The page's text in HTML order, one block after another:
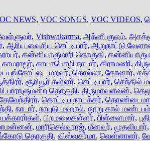
NEWS, VOC SONGS, VOC VIDEOS,
, Vishwakarma, அக்னி குலம்,
, ஆரிய வைசிய செட்டியார், ஆறுநாட்டு
, கன்னியாகுமாரி தொகுதி,
காமராஜர், காயாமொழி நாடார், கிராமணி,
மறவர், கொல்லா, கோனார்,
, சூரியூர் கள்ளர், செட்டியார், செந்தில்
பாராளுமன்ற தொகுதி, திருமாவளவன்,
தேவேந்திரர், தொட்டிய நாயக்கர்,
, நாடார், நாயுடு மஹால், நூறு கால் மண்டபம்
, பிறமலைகள்ளர், பிள்ளைமார்,
, மாரிசெல்வராஜ், மீனவர், முதலியார்,
தொகுதி, விஸ்வகர்மா, வெள்ளாளர்,